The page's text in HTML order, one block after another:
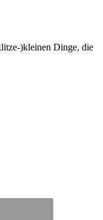
)kleinen Dinge, die